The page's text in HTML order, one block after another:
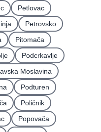
Petlovac
Petrovsko
Pitomača
Podcrkavlje
Moslavina
Podturen
Poličnik
Popovača